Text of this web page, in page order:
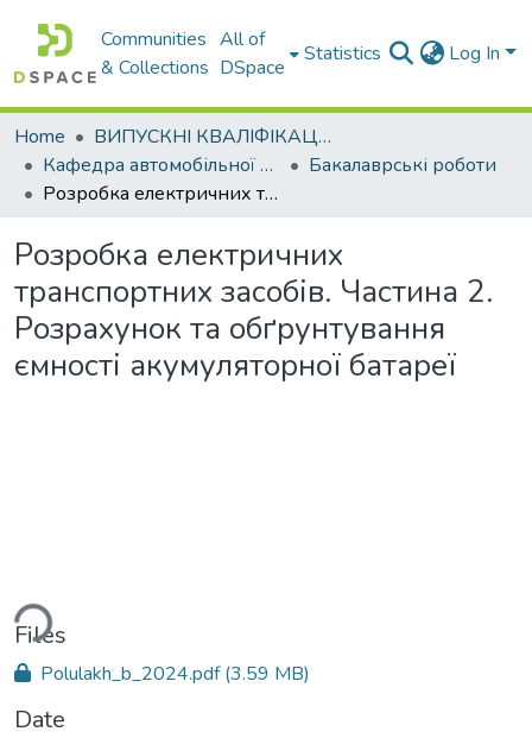
Communities
& Collections
All of
DSpace
Statistics Log In
Home
ВИПУСКНІ КВАЛІФІКАЦІЙНІ РОБОТИ
Кафедра автомобільної електроніки
Бакалаврські роботи
Розробка електричних транспортних засобів. Частина 2. Розрахунок та обґрунтування ємності акумуляторної батареї
Розробка електричних
транспортних засобів. Частина 2.
Розрахунок та обґрунтування
ємності акумуляторної батареї
Files
Polulakh_b_2024.pdf(3.59 MB)
Date